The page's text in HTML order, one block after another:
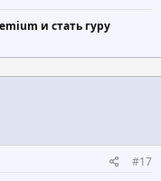
и стать гуру
#17